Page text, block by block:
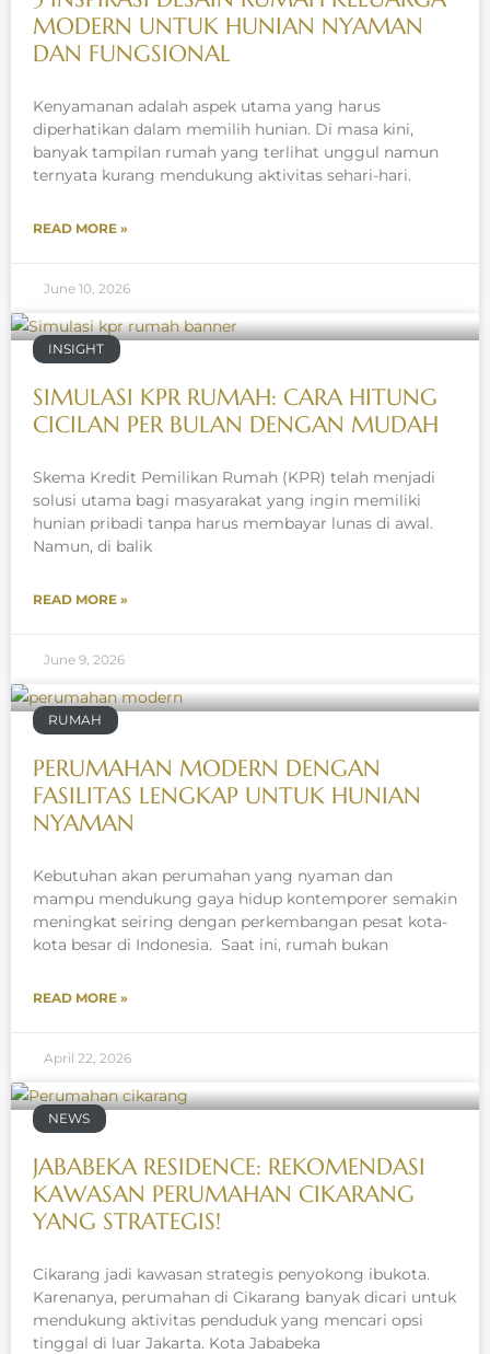
MODERN UNTUK HUNIAN NYAMAN
DAN FUNGSIONAL
Kenyamanan adalah aspek utama yang harus
diperhatikan dalam memilih hunian. Di masa kini,
banyak tampilan rumah yang terlihat unggul namun
ternyata kurang mendukung aktivitas sehari-hari.
READ MORE »
June 10, 2026
INSIGHT
SIMULASI KPR RUMAH: CARA HITUNG
CICILAN PER BULAN DENGAN MUDAH
Skema Kredit Pemilikan Rumah (KPR) telah menjadi
solusi utama bagi masyarakat yang ingin memiliki
hunian pribadi tanpa harus membayar lunas di awal.
Namun, di balik
READ MORE »
June 9, 2026
RUMAH
PERUMAHAN MODERN DENGAN
FASILITAS LENGKAP UNTUK HUNIAN
NYAMAN
Kebutuhan akan perumahan yang nyaman dan
mampu mendukung gaya hidup kontemporer semakin
meningkat seiring dengan perkembangan pesat kota-
kota besar di Indonesia. Saat ini, rumah bukan
READ MORE »
April 22, 2026
NEWS
JABABEKA RESIDENCE: REKOMENDASI
KAWASAN PERUMAHAN CIKARANG
YANG STRATEGIS!
Cikarang jadi kawasan strategis penyokong ibukota.
Karenanya, perumahan di Cikarang banyak dicari untuk
mendukung aktivitas penduduk yang mencari opsi
tinggal di luar Jakarta. Kota Jababeka